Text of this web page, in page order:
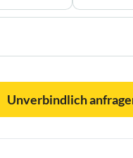
Unverbindlich